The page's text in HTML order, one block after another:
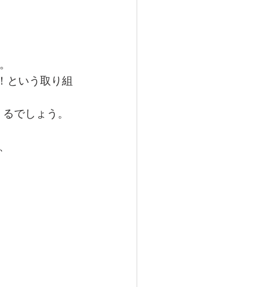
という取り組
でしょう。